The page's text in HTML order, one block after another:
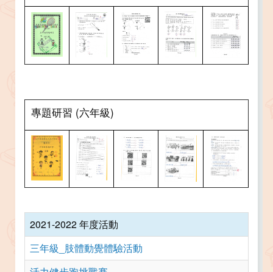
專題研習 (六年級)
2021-2022 年度活動
三年級_肢體動覺體驗活動